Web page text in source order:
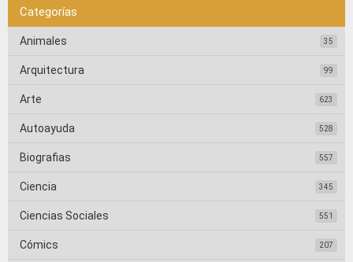
Categorías
Animales 35
Arquitectura 99
Arte 623
Autoayuda 528
Biografias 557
Ciencia 345
Ciencias Sociales 551
Cómics 207